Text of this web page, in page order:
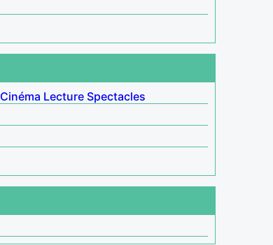
Cinéma Lecture Spectacles